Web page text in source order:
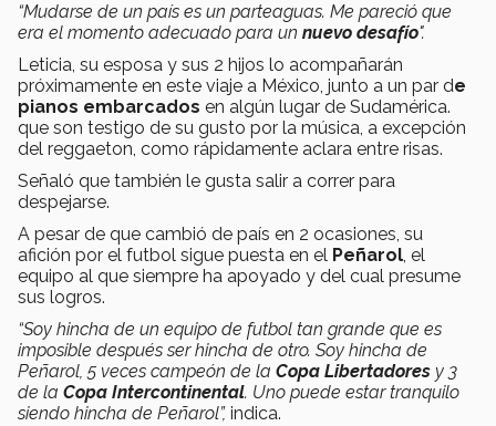
“Mudarse de un país es un parteaguas. Me pareció que
era el momento adecuado para un nuevo desafío".
Leticia, su esposa y sus 2 hijos lo acompañarán
próximamente en este viaje a México, junto a un par de
pianos embarcados en algún lugar de Sudamérica.
que son testigo de su gusto por la música, a excepción
del reggaeton, como rápidamente aclara entre risas.
Señaló que también le gusta salir a correr para
despejarse.
A pesar de que cambió de país en 2 ocasiones, su
afición por el futbol sigue puesta en el Peñarol, el
equipo al que siempre ha apoyado y del cual presume
sus logros.
“Soy hincha de un equipo de futbol tan grande que es
imposible después ser hincha de otro. Soy hincha de
Peñarol,5 veces campeón de la Copa Libertadores y 3
de la Copa Intercontinental. Uno puede estar tranquilo
siendo hincha de Peñarol”, indica.